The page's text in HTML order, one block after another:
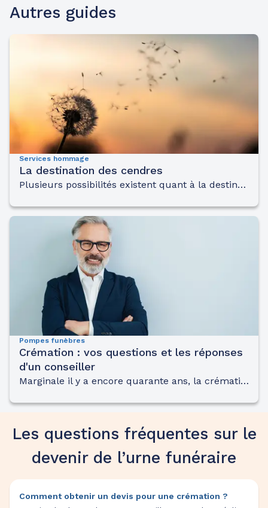
Autres guides
Services hommage
La destination des cendres
Plusieurs possibilités existent quant à la destination des cendres d’un défunt. Il faut néanmoins prendre en compte certaines dispositions légales…
Pompes funèbres
Crémation : vos questions et les réponses
d'un conseiller
Marginale il y a encore quarante ans, la crémation est un mode d’obsèques de plus en plus répandu en France.
Les questions fréquentes sur le
devenir de l’urne funéraire
Comment obtenir un devis pour une crémation ?